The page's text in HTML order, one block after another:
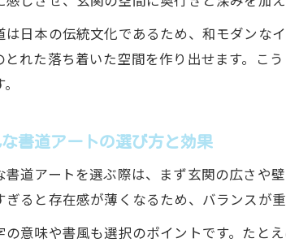
避
は日本の伝統文化であるため、和モダンな
とれた落ち着いた空間を作り出せます。こ
書道アートの選び方と効果
書道アートを選ぶ際は、まず玄関の広さや
ぎると存在感が薄くなるため、バランスが重
の意味や書風も選択のポイントです。たと